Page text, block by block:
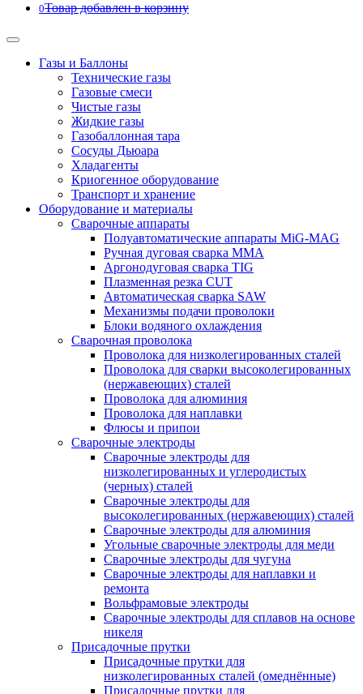
0Товар добавлен в корзину
Газы и Баллоны
Технические газы
Газовые смеси
Чистые газы
Жидкие газы
Газобаллонная тара
Сосуды Дьюара
Хладагенты
Криогенное оборудование
Транспорт и хранение
Оборудование и материалы
Сварочные аппараты
Полуавтоматические аппараты MiG-MAG
Ручная дуговая сварка MMA
Аргонодуговая сварка TIG
Плазменная резка CUT
Автоматическая сварка SAW
Механизмы подачи проволоки
Блоки водяного охлаждения
Сварочная проволока
Проволока для низколегированных сталей
Проволока для сварки высоколегированных
(нержавеющих) сталей
Проволока для алюминия
Проволока для наплавки
Флюсы и припои
Сварочные электроды
Сварочные электроды для
низколегированных и углеродистых
(черных) сталей
Сварочные электроды для
высоколегированных (нержавеющих) сталей
Сварочные электроды для алюминия
Угольные сварочные электроды для меди
Сварочные электроды для чугуна
Сварочные электроды для наплавки и
ремонта
Вольфрамовые электроды
Сварочные электроды для сплавов на основе
никеля
Присадочные прутки
Присадочные прутки для
низколегированных сталей (омеднённые)
Присадочные прутки для